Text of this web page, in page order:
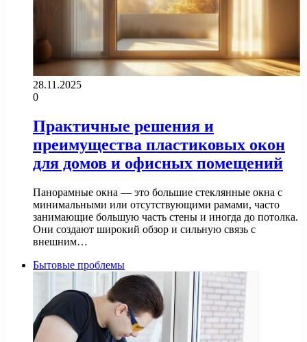
28.11.2025
0
Практичные решения и
преимущества пластиковых окон
для домов и офисных помещений
Панорамные окна — это большие стеклянные окна с
минимальными или отсутствующими рамами, часто
занимающие большую часть стены и иногда до потолка.
Они создают широкий обзор и сильную связь с
внешним…
Бытовые проблемы